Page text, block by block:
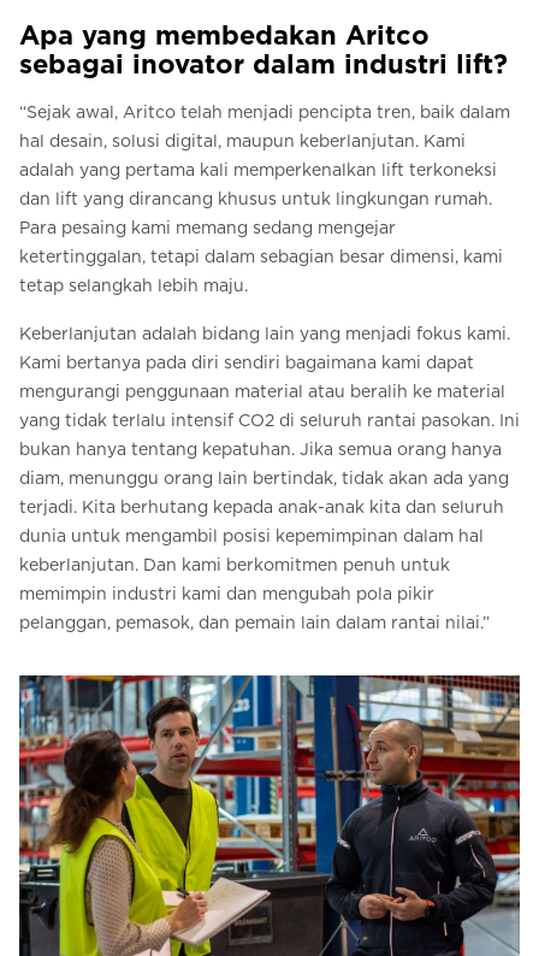
Apa yang membedakan Aritco
sebagai inovator dalam industri lift?
“Sejak awal, Aritco telah menjadi pencipta tren, baik dalam
hal desain, solusi digital, maupun keberlanjutan. Kami
adalah yang pertama kali memperkenalkan lift terkoneksi
dan lift yang dirancang khusus untuk lingkungan rumah.
Para pesaing kami memang sedang mengejar
ketertinggalan, tetapi dalam sebagian besar dimensi, kami
tetap selangkah lebih maju.
Keberlanjutan adalah bidang lain yang menjadi fokus kami.
Kami bertanya pada diri sendiri bagaimana kami dapat
mengurangi penggunaan material atau beralih ke material
yang tidak terlalu intensif CO2 di seluruh rantai pasokan. Ini
bukan hanya tentang kepatuhan. Jika semua orang hanya
diam, menunggu orang lain bertindak, tidak akan ada yang
terjadi. Kita berhutang kepada anak-anak kita dan seluruh
dunia untuk mengambil posisi kepemimpinan dalam hal
keberlanjutan. Dan kami berkomitmen penuh untuk
memimpin industri kami dan mengubah pola pikir
pelanggan, pemasok, dan pemain lain dalam rantai nilai.”